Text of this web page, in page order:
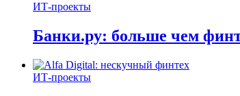
ИТ-проекты
Банки.ру: больше чем
ИТ-проекты